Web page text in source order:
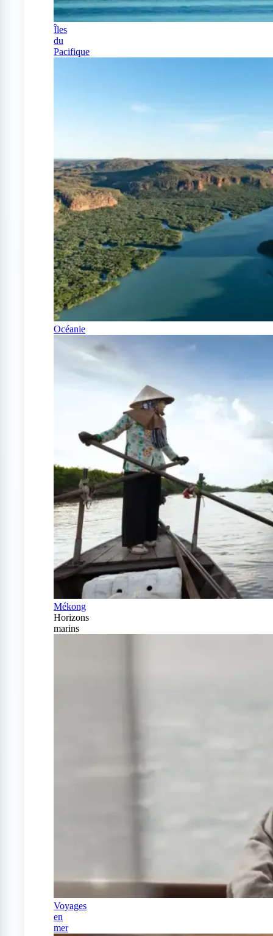
Îles
du
Pacifique
Océanie
Mékong
Horizons
marins
Voyages
en
mer